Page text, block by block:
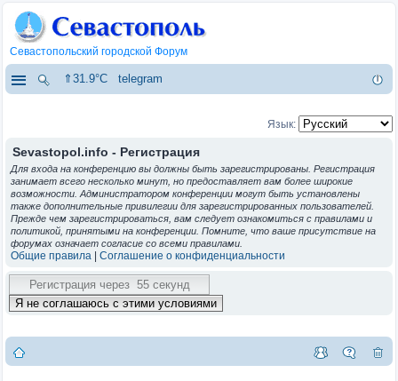
Севастопольский городской Форум
⇑31.9°C telegram
Язык:
Sevastopol.info - Регистрация
Для входа на конференцию вы должны быть зарегистрированы. Регистрация
занимает всего несколько минут, но предоставляет вам более широкие
возможности. Администратором конференции могут быть установлены
также дополнительные привилегии для зарегистрированных пользователей.
Прежде чем зарегистрироваться, вам следует ознакомиться с правилами и
политикой, принятыми на конференции. Помните, что ваше присутствие на
форумах означает согласие со всеми правилами.
Общие правила Соглашение о конфиденциальности